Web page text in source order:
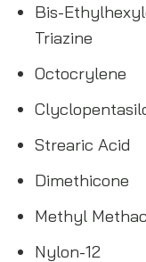
Bis-
Triazine
Octocrylene
Strearic Acid
Dimethicone
Methyl
Nylon-12